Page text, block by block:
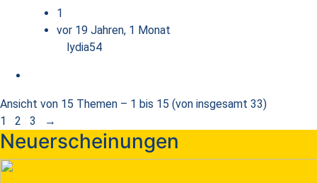
1
vor 19 Jahren, 1 Monat
lydia54
Ansicht von 15 Themen – 1 bis 15 (von insgesamt 33)
1
2 3 →
Neuerscheinungen